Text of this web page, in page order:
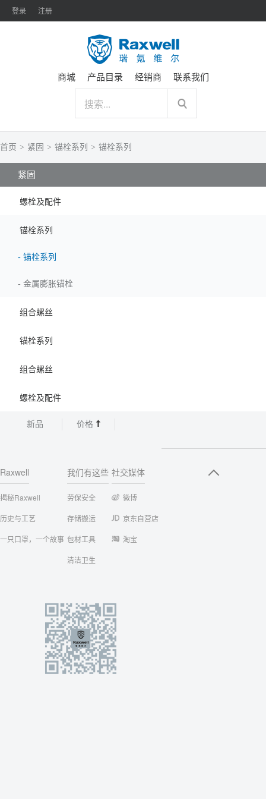
登录 注册
商城 产品目录 经销商 联系我们
首页 > 紧固 > 锚栓系列 > 锚栓系列
紧固
螺栓及配件
锚栓系列
- 锚栓系列
- 金属膨胀锚栓
组合螺丝
锚栓系列
组合螺丝
螺栓及配件
新品 价格
Raxwell
揭秘Raxwell
历史与工艺
一只口罩，一个故事
我们有这些
劳保安全
存储搬运
包材工具
清洁卫生
社交媒体
微博
京东自营店
淘宝